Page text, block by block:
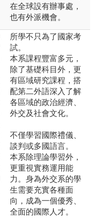
在全球設有辦事處，
也有外派機會。
所學不只為了國家考
試。
本系課程豐富多元，
除了基礎科目外，更
有區域研究課程，搭
配第二外語深入了解
各區域的政治經濟、
外交及社會文化。
不僅學習國際禮儀、
談判或多國語言。
本系除理論學習外，
更重視實務運用能
力。身為外交系的學
生需要充實各種面
向，成為一個優秀、
全面的國際人才。